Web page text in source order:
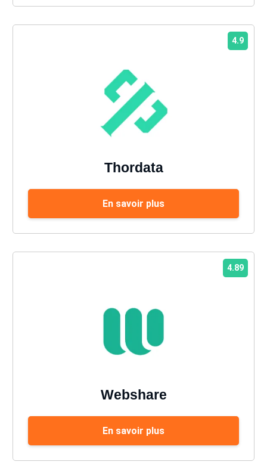
4.9
Thordata
En savoir plus
4.89
Webshare
En savoir plus